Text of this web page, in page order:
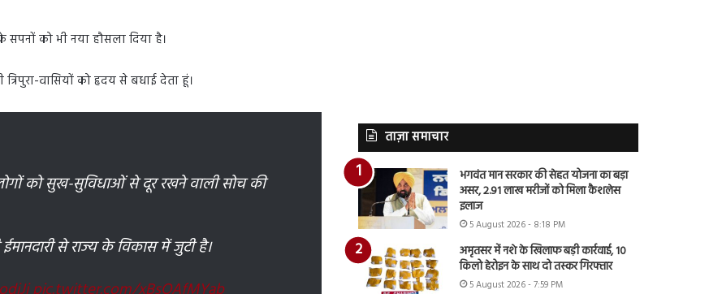
सपनों को भी नया हौसला दिया है।
वासियों को हृदय से बधाई देता हूं।
लोगों को सुख-सुविधाओं से दूर रखने वाली सोच की
से राज्य के विकास में जुटी है।
ताज़ा समाचार
भगवंत मान सरकार की सेहत योजना का बड़ा
असर, 2.91 लाख मरीजों को मिला कैशलेस
इलाज
5 August 2026 - 8:18 PM
अमृतसर में नशे के खिलाफ बड़ी कार्रवाई, 10
किलो हेरोइन के साथ दो तस्कर गिरफ्तार
5 August 2026 - 7:59 PM